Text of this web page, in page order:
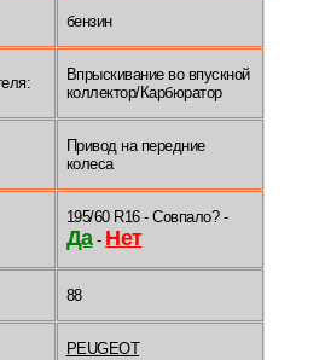
бензин
Впрыскивание во впускной
коллектор/Карбюратор
Привод на передние
колеса
195/60 R16 - Совпало? -
Да- Нет
88
PEUGEOT